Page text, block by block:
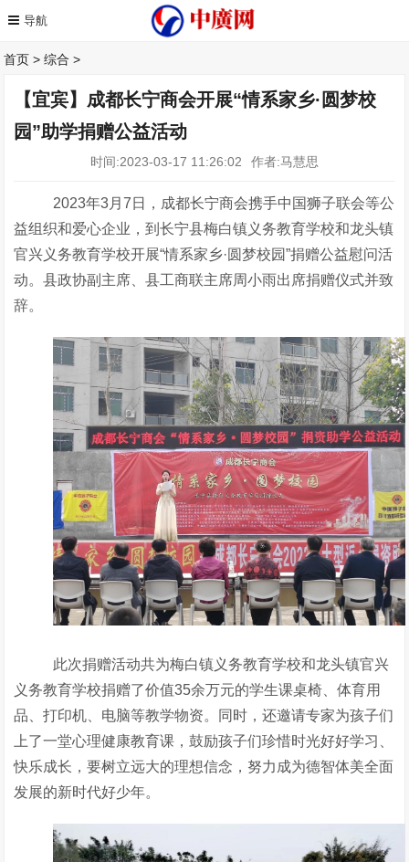
首页 >综合 >
【宜宾】成都长宁商会开展“情系家乡·圆梦校
园”助学捐赠公益活动
时间:2023-03-17 11:26:02 作者:马慧思
2023年3月7 日，成都长宁商会携手中国狮子联会等公
益组织和爱心企业，到长宁县梅白镇义务教育学校和龙头镇
官兴义务教育学校开展“情系家乡·圆梦校园”捐赠公益慰问活
动。县政协副主席、县工商联主席周小雨出席捐赠仪式并致
辞。
此次捐赠活动共为梅白镇义务教育学校和龙头镇官兴
义务教育学校捐赠了价值35余万元的学生课桌椅、体育用
品、打印机、电脑等教学物资。同时，还邀请专家为孩子们
上了一堂心理健康教育课，鼓励孩子们珍惜时光好好学习、
快乐成长，要树立远大的理想信念，努力成为德智体美全面
发展的新时代好少年。